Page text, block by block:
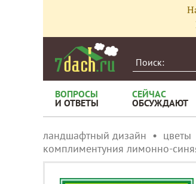
ВОПРОСЫ
И ОТВЕТЫ
СЕЙЧАС
ОБСУЖДАЮТ
ландшафтный дизайн цветы
комплиментуния лимонно-